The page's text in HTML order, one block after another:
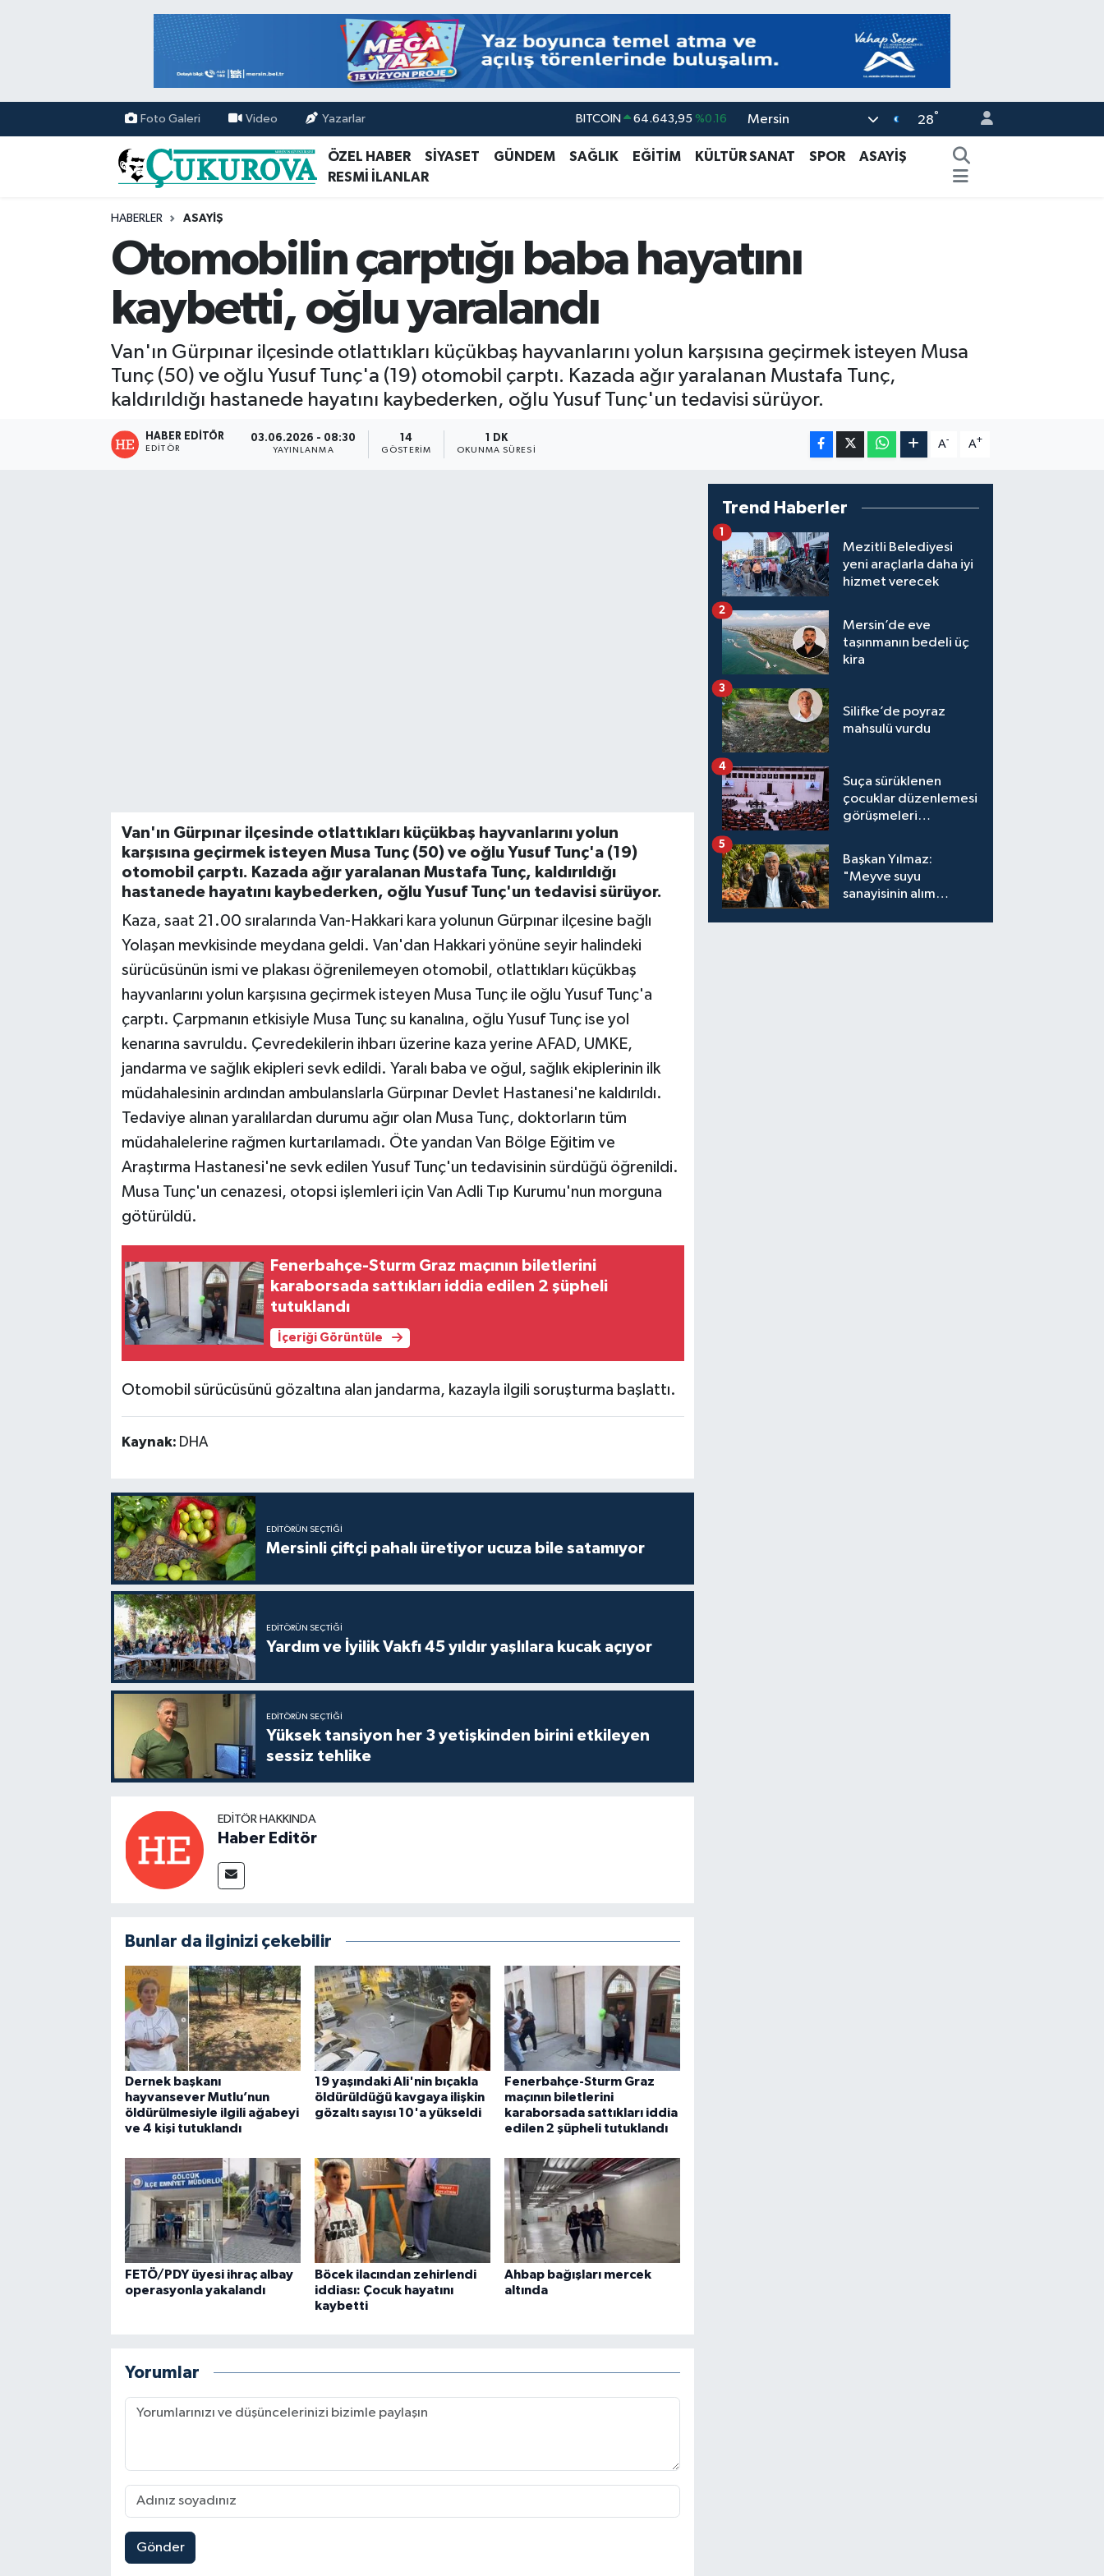
Foto Galeri Video Yazarlar
DOLAR 47,6006 %0.06
BİST100 13.799 %70
Mersin 28°
ÖZEL HABER SİYASET GÜNDEM SAĞLIK EĞİTİM KÜLTÜR SANAT SPOR
ASAYİŞ
RESMİ İLANLAR
HABERLER ASAYİŞ
Otomobilin çarptığı baba hayatını
kaybetti, oğlu yaralandı
Van'ın Gürpınar ilçesinde otlattıkları küçükbaş hayvanlarını yolun karşısına geçirmek isteyen Musa
Tunç (50) ve oğlu Yusuf Tunç'a (19) otomobil çarptı. Kazada ağır yaralanan Mustafa Tunç,
kaldırıldığı hastanede hayatını kaybederken, oğlu Yusuf Tunç'un tedavisi sürüyor.
HABER EDITÖR
EDITÖR
03.06.2026 - 08:30
YAYINLANMA
14
GÖSTERIM
1 DK
OKUNMA SÜRESI
A- A+
Van'ın Gürpınar ilçesinde otlattıkları küçükbaş hayvanlarını yolun
karşısına geçirmek isteyen Musa Tunç (50) ve oğlu Yusuf Tunç'a (19)
otomobil çarptı. Kazada ağır yaralanan Mustafa Tunç, kaldırıldığı
hastanede hayatını kaybederken, oğlu Yusuf Tunç'un tedavisi sürüyor.
Kaza, saat 21.00 sıralarında Van-Hakkari kara yolunun Gürpınar ilçesine bağlı
Yolaşan mevkisinde meydana geldi. Van'dan Hakkari yönüne seyir halindeki
sürücüsünün ismi ve plakası öğrenilemeyen otomobil, otlattıkları küçükbaş
hayvanlarını yolun karşısına geçirmek isteyen Musa Tunç ile oğlu Yusuf Tunç'a
çarptı. Çarpmanın etkisiyle Musa Tunç su kanalına, oğlu Yusuf Tunç ise yol
kenarına savruldu. Çevredekilerin ihbarı üzerine kaza yerine AFAD, UMKE,
jandarma ve sağlık ekipleri sevk edildi. Yaralı baba ve oğul, sağlık ekiplerinin ilk
müdahalesinin ardından ambulanslarla Gürpınar Devlet Hastanesi'ne kaldırıldı.
Tedaviye alınan yaralılardan durumu ağır olan Musa Tunç, doktorların tüm
müdahalelerine rağmen kurtarılamadı. Öte yandan Van Bölge Eğitim ve
Araştırma Hastanesi'ne sevk edilen Yusuf Tunç'un tedavisinin sürdüğü öğrenildi.
Musa Tunç'un cenazesi, otopsi işlemleri için Van Adli Tıp Kurumu'nun morguna
götürüldü.
Fenerbahçe-Sturm Graz maçının biletlerini
karaborsada sattıkları iddia edilen 2 şüpheli
tutuklandı
İçeriği Görüntüle
Otomobil sürücüsünü gözaltına alan jandarma, kazayla ilgili soruşturma başlattı.
Kaynak: DHA
EDITÖRÜN SEÇTIĞI
Mersinli çiftçi pahalı üretiyor ucuza bile satamıyor
EDITÖRÜN SEÇTIĞI
Yardım ve İyilik Vakfı 45 yıldır yaşlılara kucak açıyor
EDITÖRÜN SEÇTIĞI
Yüksek tansiyon her 3 yetişkinden birini etkileyen
sessiz tehlike
EDITÖR HAKKINDA
Haber Editör
Bunlar da ilginizi çekebilir
Dernek başkanı
hayvansever Mutlu’nun
öldürülmesiyle ilgili ağabeyi
ve 4 kişi tutuklandı
19 yaşındaki Ali'nin bıçakla
öldürüldüğü kavgaya ilişkin
gözaltı sayısı 10'a yükseldi
Fenerbahçe-Sturm Graz
maçının biletlerini
karaborsada sattıkları iddia
edilen 2 şüpheli tutuklandı
FETÖ/PDY üyesi ihraç albay
operasyonla yakalandı
Böcek ilacından zehirlendi
iddiası: Çocuk hayatını
kaybetti
Ahbap bağışları mercek
altında
Yorumlar
Gönder
Trend Haberler
Mezitli Belediyesi
yeni araçlarla daha iyi
hizmet verecek
1
Mersin’de eve
taşınmanın bedeli üç
kira
2
Silifke’de poyraz
mahsulü vurdu
3
Suça sürüklenen
çocuklar düzenlemesi
görüşmeleri
4
Başkan Yılmaz:
"Meyve suyu
sanayisinin alım
5
Mersin Nöbetçi Eczaneler
Mersin Hava Durumu
Mersin Namaz Vakitleri
Mersin Trafik Yoğunluk Haritası
Tüm Manşetler
Son Dakika Haberleri
Haber Arşivi